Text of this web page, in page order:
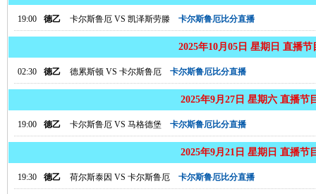
19:00 德乙 卡尔斯鲁厄 VS 凯泽斯劳滕 卡尔斯鲁厄比分直播
2025年10月05日 星期日 直播节
02:30 德乙 德累斯顿 VS 卡尔斯鲁厄 卡尔斯鲁厄比分直播
2025年9月27日 星期六 直播节
19:00 德乙 卡尔斯鲁厄 VS 马格德堡 卡尔斯鲁厄比分直播
2025年9月21日 星期日 直播节
19:30 德乙 荷尔斯泰因 VS 卡尔斯鲁厄 卡尔斯鲁厄比分直播